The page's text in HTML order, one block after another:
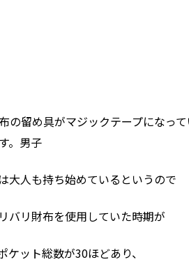
の留め具がマジックテープになっ
。男子
大人も持ち始めているというので
バリ財布を使用していた時期が
ット総数が30ほどあり、